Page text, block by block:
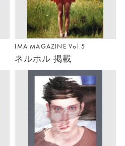
IMA MAGAZINE Vol.5
ネルホル 掲載